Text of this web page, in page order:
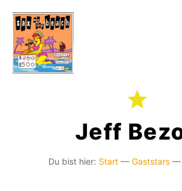
Jeff
Du bist hier: Start — Gaststars —